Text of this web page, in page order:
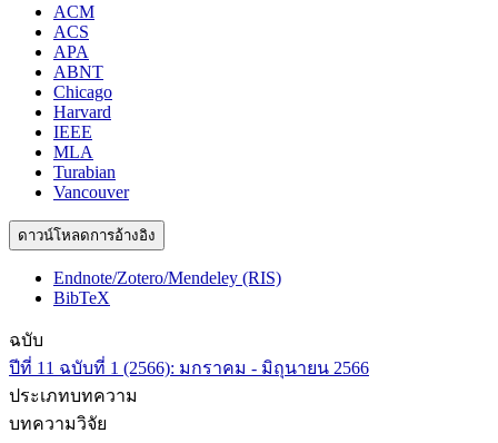
ACM
ACS
APA
ABNT
Chicago
Harvard
IEEE
MLA
Turabian
Vancouver
ดาวน์โหลดการอ้างอิง
Endnote/Zotero/Mendeley (RIS)
BibTeX
ฉบับ
ปีที่ 11 ฉบับที่ 1 (2566): มกราคม - มิถุนายน 2566
ประเภทบทความ
บทความวิจัย